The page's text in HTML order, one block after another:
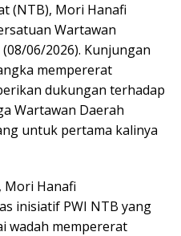
(NTB), Mori Hanafi
Wartawan
06/2026). Kunjungan
mempererat
dukungan terhadap
Wartawan Daerah
untuk pertama kalinya
Mori Hanafi
inisiatif PWI NTB yang
wadah mempererat